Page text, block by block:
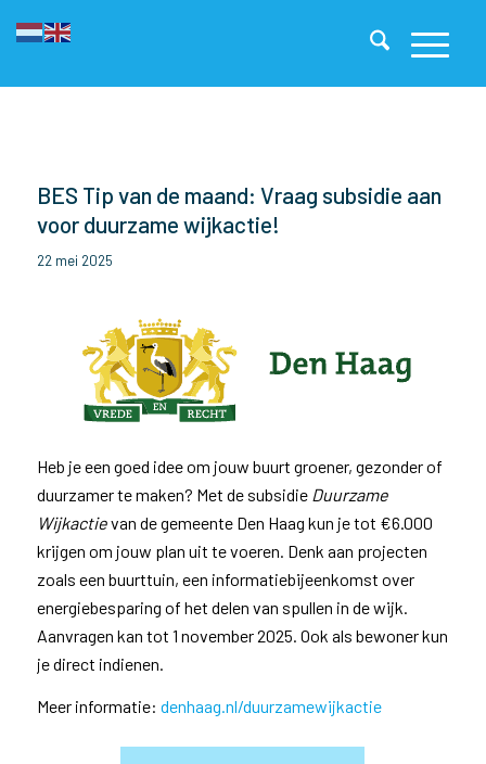
BES Tip van de maand: Vraag subsidie aan
voor duurzame wijkactie!
22 mei 2025
Heb je een goed idee om jouw buurt groener, gezonder of
duurzamer te maken? Met de subsidie Duurzame
Wijkactievan de gemeente Den Haag kun je tot €6.000
krijgen om jouw plan uit te voeren. Denk aan projecten
zoals een buurttuin, een informatiebijeenkomst over
energiebesparing of het delen van spullen in de wijk.
Aanvragen kan tot 1 november 2025. Ook als bewoner kun
je direct indienen.
Meer informatie: denhaag.nl/duurzamewijkactie